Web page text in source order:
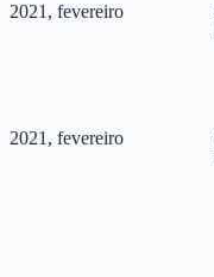
2021, fevereiro
2021, fevereiro